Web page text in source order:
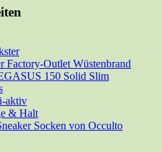
Factory-Outlet Wüstenbrand
150 Solid Slim
aktiv
& Halt
Socken von Occulto